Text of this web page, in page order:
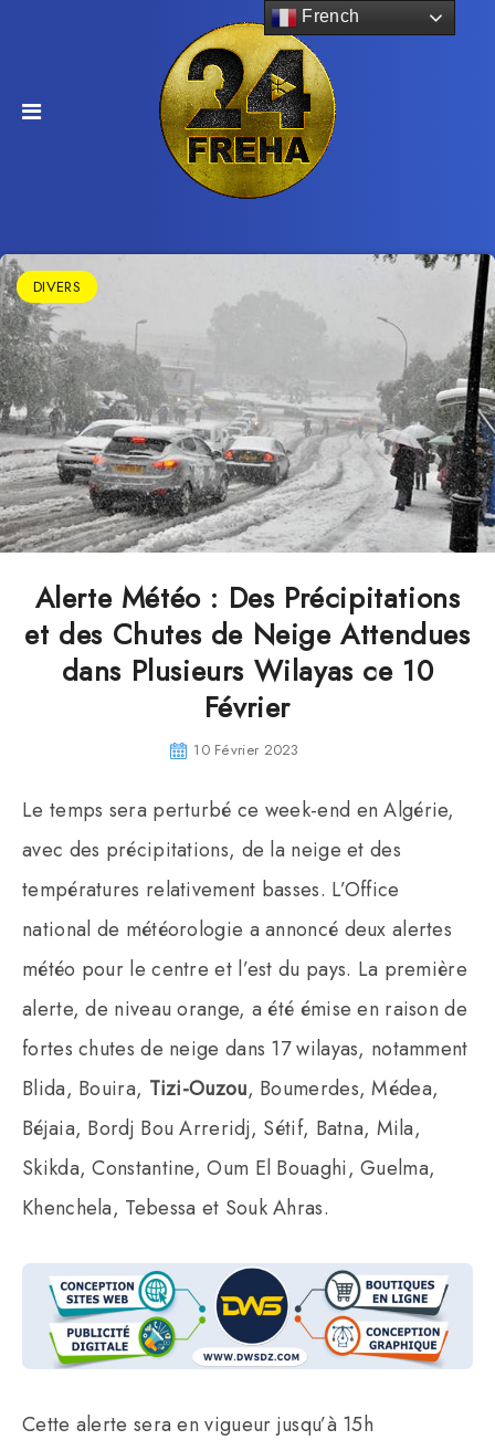
DIVERS
Alerte Météo : Des Précipitations
et des Chutes de Neige Attendues
dans Plusieurs Wilayas ce 10
Février
10 Février 2023
Le temps sera perturbé ce week-end en Algérie,
avec des précipitations, de la neige et des
températures relativement basses. L’Office
national de météorologie a annoncé deux alertes
météo pour le centre et l’est du pays. La première
alerte, de niveau orange, a été émise en raison de
fortes chutes de neige dans 17 wilayas, notamment
Blida, Bouira, Tizi-Ouzou, Boumerdes, Médea,
Béjaia, Bordj Bou Arreridj, Sétif, Batna, Mila,
Skikda, Constantine, Oum El Bouaghi, Guelma,
Khenchela, Tebessa et Souk Ahras.
Cette alerte sera en vigueur jusqu’à 15h
French